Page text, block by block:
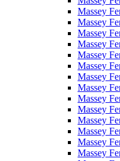
Massey
Massey
Massey
Massey
Massey
Massey
Massey
Massey
Massey
Massey
Massey
Massey
Massey
Massey